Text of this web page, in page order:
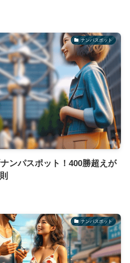
ナンパスポット
ンパスポット！400勝超えが
ナンパスポット